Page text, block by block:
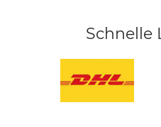
Schnelle